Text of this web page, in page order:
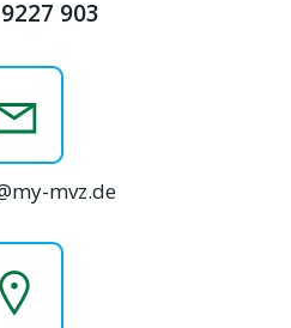
903
mvz.de